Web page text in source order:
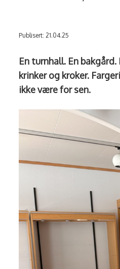
Publisert: 21.04.25
En turnhall. En
krinker og kroker.
ikke være for sen.